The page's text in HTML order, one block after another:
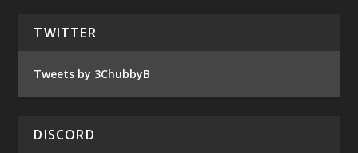
TWITTER
Tweets by 3ChubbyB
DISCORD